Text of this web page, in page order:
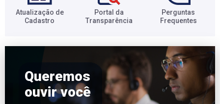
Atualização de
Cadastro​
Portal da
Transparência​
Perguntas
Frequentes​
Queremos
ouvir você